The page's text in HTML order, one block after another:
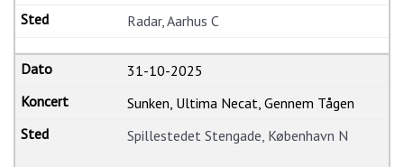
Radar, Aarhus C
31-10-2025
Sunken, Ultima Necat, Gennem Tågen
Spillestedet Stengade, København N